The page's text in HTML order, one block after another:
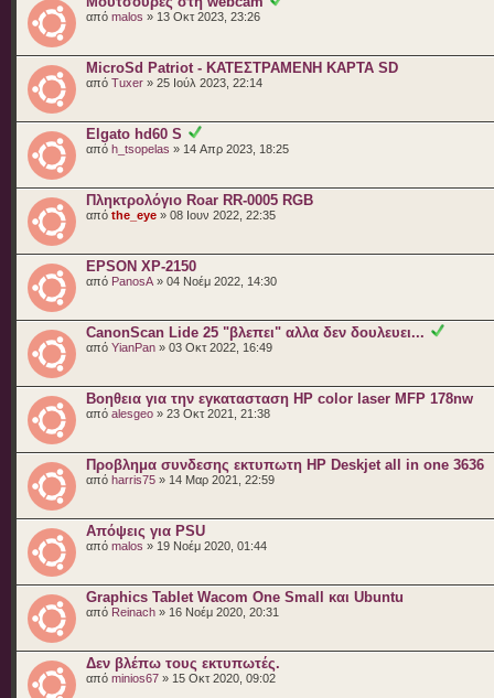
από malos » 13 Οκτ 2023, 23:26
MicroSd Patriot - ΚΑΤΕΣΤΡΑΜΕΝΗ ΚΑΡΤΑ SD
από Tuxer » 25 Ιούλ 2023, 22:14
Elgato hd60 S
από h_tsopelas » 14 Απρ 2023, 18:25
Πληκτρολόγιο Roar RR-0005 RGB
από the_eye » 08 Ιουν 2022, 22:35
EPSON XP-2150
από PanosA » 04 Νοέμ 2022, 14:30
CanonScan Lide 25 "βλεπει" αλλα δεν δουλευει...
από YianPan » 03 Οκτ 2022, 16:49
Βοηθεια για την εγκατασταση HP color laser MFP 178nw
από alesgeo » 23 Οκτ 2021, 21:38
Προβλημα συνδεσης εκτυπωτη HP Deskjet all in one 3636
από harris75 » 14 Μαρ 2021, 22:59
Απόψεις για PSU
από malos » 19 Νοέμ 2020, 01:44
Graphics Tablet Wacom One Small και Ubuntu
από Reinach » 16 Νοέμ 2020, 20:31
Δεν βλέπω τους εκτυπωτές.
από minios67 » 15 Οκτ 2020, 09:02